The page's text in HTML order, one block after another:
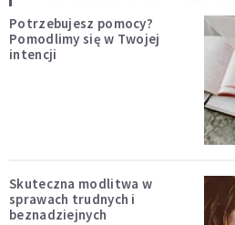
Potrzebujesz pomocy?
Pomodlimy się w Twojej
intencji
Skuteczna modlitwa w
sprawach trudnych i
beznadziejnych